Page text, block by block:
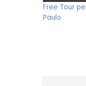
Free Tour
Paulo